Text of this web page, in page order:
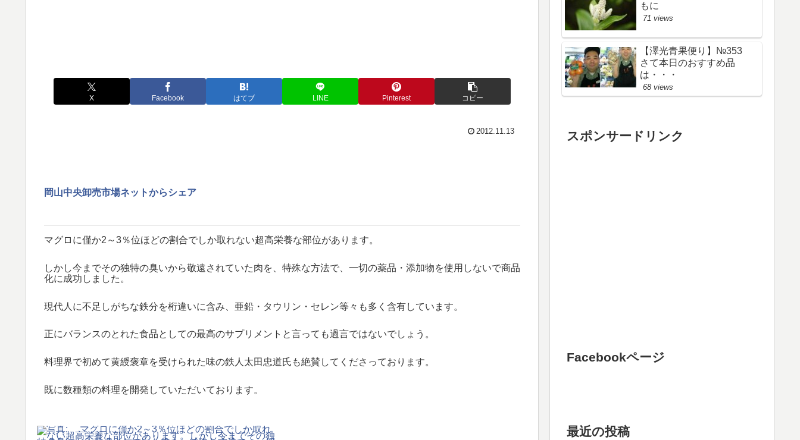
X Facebook はてブ LINE Pinterest コピー
2012.11.13
岡山中央卸売市場ネットからシェア
マグロに僅か2～3％位ほどの割合でしか取れない超高栄養な部位があります。
しかし今までその独特の臭いから敬遠されていた肉を、特殊な方法で、一切の薬品・添加物を使用しないで商品
化に成功しました。
現代人に不足しがちな鉄分を桁違いに含み、亜鉛・タウリン・セレン等々も多く含有しています。
正にバランスのとれた食品としての最高のサプリメントと言っても過言ではないでしょう。
料理界で初めて黄綬褒章を受けられた味の鉄人太田忠道氏も絶賛してくださっております。
既に数種類の料理を開発していただいております。
もに
71 views
【澤光青果便り】№353
さて本日のおすすめ品
は・・・
68 views
スポンサードリンク
Facebookページ
最近の投稿